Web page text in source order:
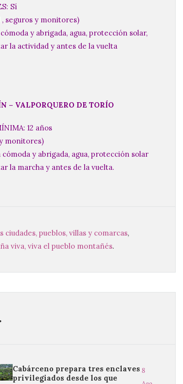
Sí
seguros y monitores)
y abrigada, agua, protección solar,
la actividad y antes de la vuelta
– VALPORQUERO DE TORÍO
12 años
monitores)
y abrigada, agua, protección solar
la marcha y antes de la vuelta.
ciudades, pueblos, villas y comarcas,
viva, viva el pueblo montañés.
Cabárceno prepara tres enclaves
privilegiados desde los que
8